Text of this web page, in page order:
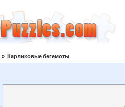
» Карликовые бегемоты